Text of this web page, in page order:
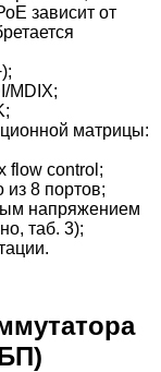
зависит от
MDIX;
матрицы:
flow control;
из 8 портов;
напряжением
таб. 3);